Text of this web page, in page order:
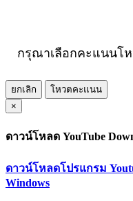
กรุณาเลือกคะแนนโ
ยกเลิก
โหวตคะแนน
×
ดาวน์โหลด YouTube
ดาวน์โหลดโปรแกรม
Windows